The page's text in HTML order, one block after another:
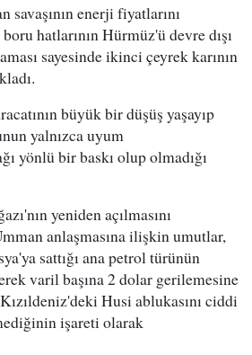
savaşının enerji fiyatlarını
hatlarının Hürmüz'ü devre dışı
sayesinde ikinci çeyrek karının
büyük bir düşüş yaşayıp
yalnızca uyum
yönlü bir baskı olup olmadığı
yeniden açılmasını
anlaşmasına ilişkin umutlar,
sattığı ana petrol türünün
varil başına 2 dolar gerilemesine
Husi ablukasını ciddi
işareti olarak